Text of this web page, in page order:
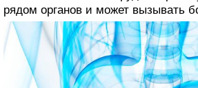
рядом органов и может вызывать